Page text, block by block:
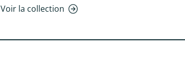
Voir la collection